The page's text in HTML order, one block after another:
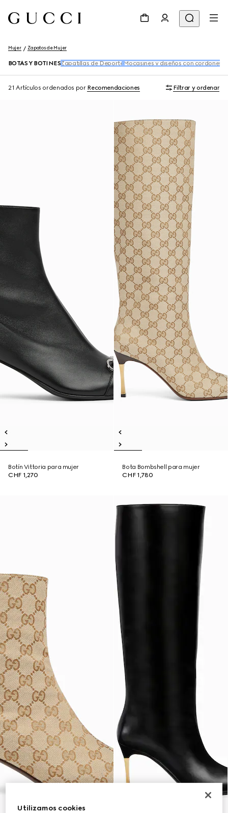
Mujer Zapatos de Mujer
BOTAS Y BOTINES Zapatillas de DeporteMocasines y diseños con cordones
21 Artículos ordenados por Recomendaciones Filtrar y ordenar
Botín Vittoria para mujer
CHF 1,270
Bota Bombshell para mujer
CHF 1,780
Utilizamos cookies